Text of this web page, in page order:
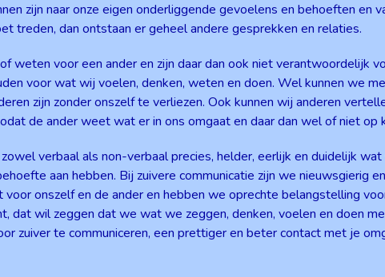
zijn naar onze eigen onderliggende gevoelens en behoeften en
treden, dan ontstaan er geheel andere gesprekken en relaties.
weten voor een ander en zijn daar dan ook niet verantwoordelijk
voor wat wij voelen, denken, weten en doen. Wel kunnen we
zijn zonder onszelf te verliezen. Ook kunnen wij anderen
de ander weet wat er in ons omgaat en daar dan wel of niet op
verbaal als non-verbaal precies, helder, eerlijk en duidelijk wat
aan hebben. Bij zuivere communicatie zijn we nieuwsgierig
onszelf en de ander en hebben we oprechte belangstelling
dat wil zeggen dat we wat we zeggen, denken, voelen en doen
zuiver te communiceren, een prettiger en beter contact met je